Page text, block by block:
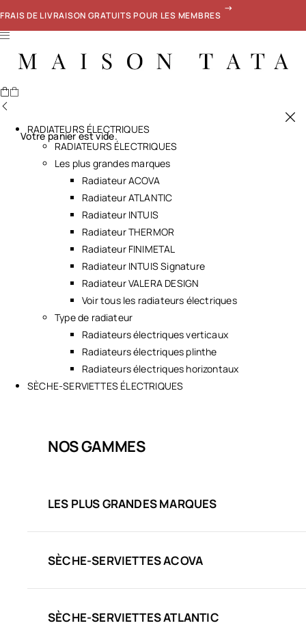
FRAIS DE LIVRAISON GRATUITS POUR LES MEMBRES
Votre panier est vide.
RADIATEURS ÉLECTRIQUES
RADIATEURS ÉLECTRIQUES
Les plus grandes marques
Radiateur ACOVA
Radiateur ATLANTIC
Radiateur INTUIS
Radiateur THERMOR
Radiateur FINIMETAL
Radiateur INTUIS Signature
Radiateur VALERA DESIGN
Voir tous les radiateurs électriques
Type de radiateur
Radiateurs électriques verticaux
Radiateurs électriques plinthe
Radiateurs électriques horizontaux
SÈCHE-SERVIETTES ÉLECTRIQUES
NOS GAMMES
LES PLUS GRANDES MARQUES
SÈCHE-SERVIETTES ACOVA
SÈCHE-SERVIETTES ATLANTIC